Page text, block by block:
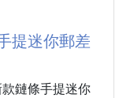
餅終於來了～
這款「平民版
提迷你郵差
鏈條手提迷你